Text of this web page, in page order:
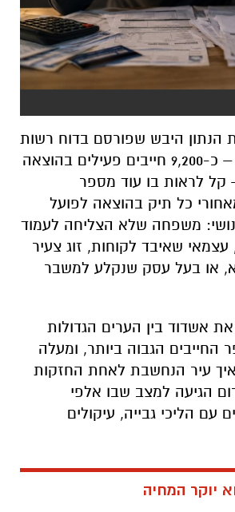
הנתון היבש שפורסם בדוח רשות
האכיפה והגבייה – כ-9,200 חייבים פעילים בהוצאה
קל לראות בו עוד מספר
כל תיק בהוצאה לפועל
משפחה שלא הצליחה לעמוד
עצמאי שאיבד לקוחות, זוג צעיר
או בעל עסק שנקלע למשבר
אשדוד בין הערים הגדולות
הגבוה ביותר, ומעלה
עיר הנחשבת לאחת החזקות
הגיעה למצב שבו אלפי
עם הליכי גבייה, עיקולים
יוקר המחיה